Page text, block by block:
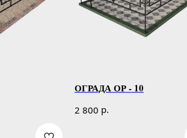
ОГРАДА ОР - 10
2 800 р.